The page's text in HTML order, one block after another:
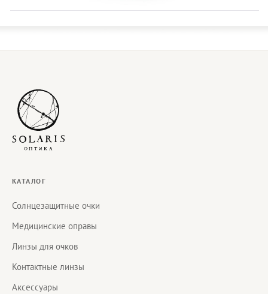
КАТАЛОГ
Солнцезащитные очки
Медицинские оправы
Линзы для очков
Контактные линзы
Аксессуары